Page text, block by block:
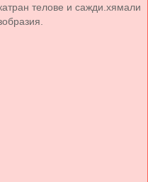
телове и сажди.хямали